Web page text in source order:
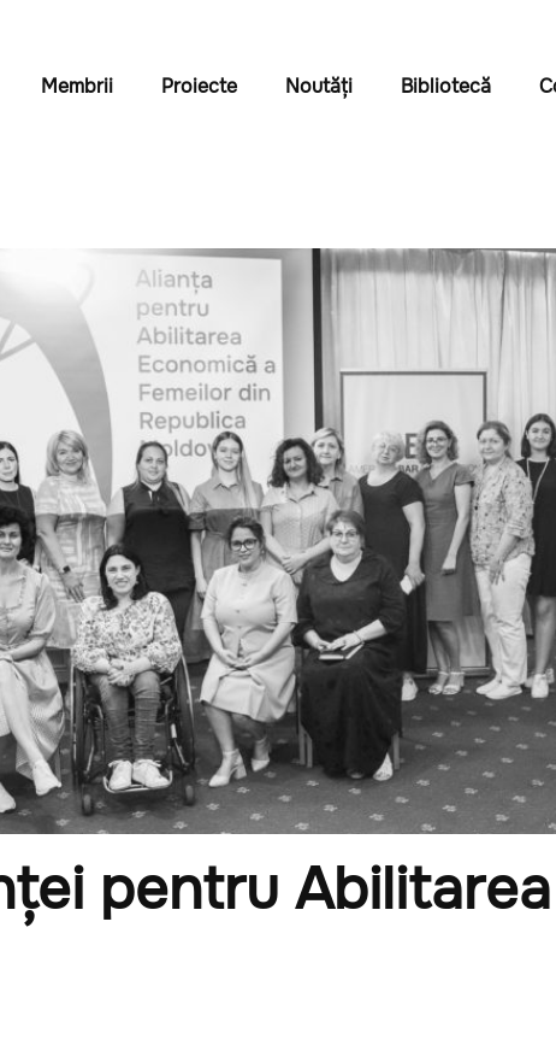
Membrii Proiecte Noutăți Bibliotecă
pentru